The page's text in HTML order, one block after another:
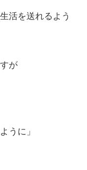
活を送れるよう
が
うに」